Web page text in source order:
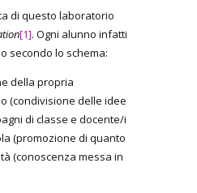
di questo laboratorio
[1]. Ogni alunno infatti
secondo lo schema:
della propria
(condivisione delle idee
di classe e docente/i
(promozione di quanto
(conoscenza messa in